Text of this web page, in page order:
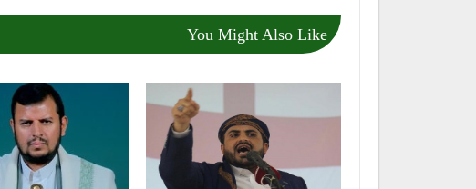
You Might Also Like